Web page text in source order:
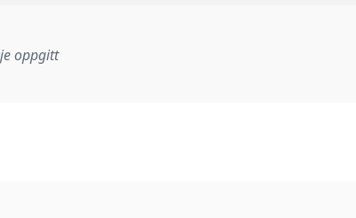
eller anna spesifikasjon som ligg til
oppgitt